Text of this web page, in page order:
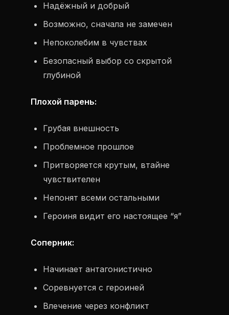
Надёжный и добрый
Возможно, сначала не замечен
Непоколебим в чувствах
Безопасный выбор со скрытой
глубиной
Плохой парень:
Грубая внешность
Проблемное прошлое
Притворяется крутым, втайне
чувствителен
Непонят всеми остальными
Героиня видит его настоящее “я”
Соперник:
Начинает антагонистично
Соревнуется с героиней
Влечение через конфликт